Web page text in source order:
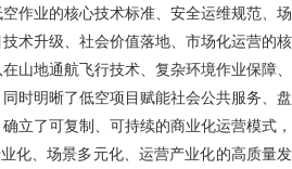
作业的核心技术标准、安全运维规范、场
术升级、社会价值落地、市场化运营的核
山地通航飞行技术、复杂环境作业保障、
时明晰了低空项目赋能社会公共服务、盘
立了可复制、可持续的商业化运营模式，
化、场景多元化、运营产业化的高质量发